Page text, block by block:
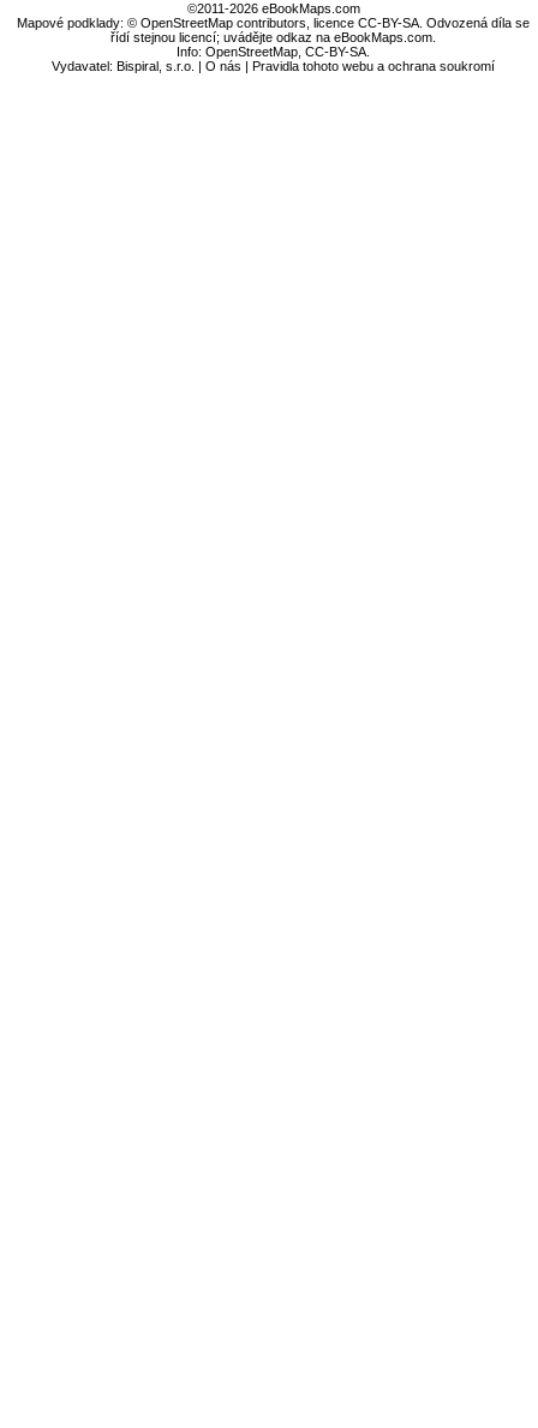
©2011-2026 eBookMaps.com
Mapové podklady: © OpenStreetMap contributors, licence CC-BY-SA. Odvozená díla se
řídí stejnou licencí; uvádějte odkaz na eBookMaps.com.
Info:OpenStreetMap ,CC-BY-SA
Vydavatel: Bispiral, s.r.o. |O nás |Pravidla tohoto webu a ochrana soukromí